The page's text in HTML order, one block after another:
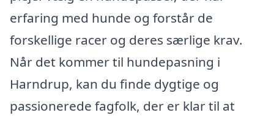
erfaring med hunde og forstår de
forskellige racer og deres særlige krav.
Når det kommer til hundepasning i
Harndrup, kan du finde dygtige og
passionerede fagfolk, der er klar til at